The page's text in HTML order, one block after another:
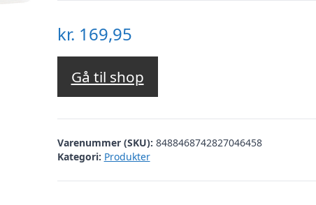
kr. 169,95
Gå til shop
Varenummer (SKU): 8488468742827046458
Kategori: Produkter